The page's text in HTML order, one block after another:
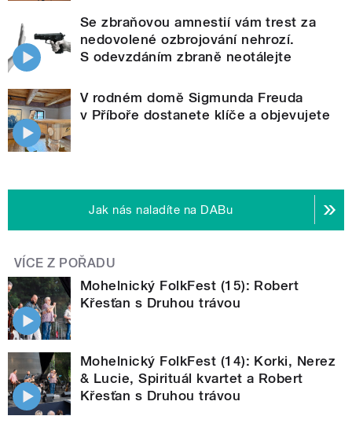
Se zbraňovou amnestií vám trest za
nedovolené ozbrojování nehrozí.
S odevzdáním zbraně neotálejte
V rodném domě Sigmunda Freuda
v Příboře dostanete klíče a objevujete
Jak nás naladíte na DABu
VÍCE Z POŘADU
Mohelnický FolkFest (15): Robert
Křesťan s Druhou trávou
Mohelnický FolkFest (14): Korki, Nerez
& Lucie, Spirituál kvartet a Robert
Křesťan s Druhou trávou